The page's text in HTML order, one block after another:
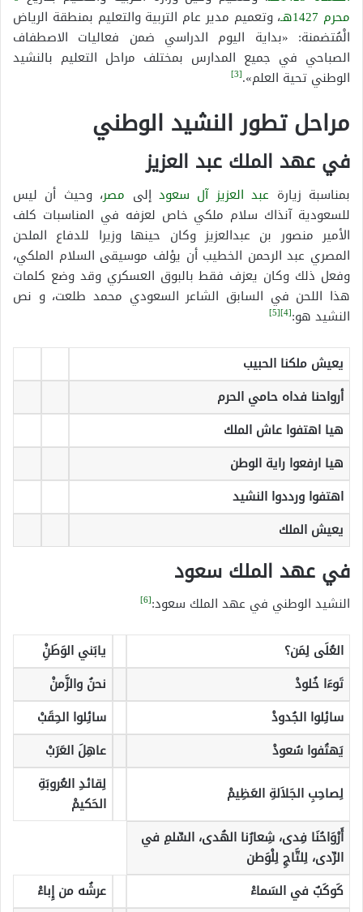
محرم 1427هـ ، وتعميم مدير عام التربية والتعليم بمنطقة الرياض
الْمُتضمنة: «بداية اليوم الدراسي ضمن فعاليات الاصطفاف
الصباحي في جميع المدارس بمختلف مراحل التعليم بالنشيد
الوطني تحية العلم».[3]
مراحل تطور النشيد الوطني
في عهد الملك عبد العزيز
بمناسبة زيارة عبد العزيز آل سعودإلى مصر، وحيث أن ليس
للسعودية آنذاك سلام ملكي خاص لعزفه في المناسبات كلف
الأمير منصور بن عبدالعزيز وكان حينها وزيرا للدفاع الملحن
المصري عبد الرحمن الخطيب أن يؤلف موسيقى السلام الملكي،
وفعل ذلك وكان يعزف فقط بالبوق العسكري وقد وضع كلمات
هذا اللحن في السابق الشاعر السعودي محمد طلعت، و نص
النشيد هو:[4]
[5]
يعيش ملكنا الحبيب
أرواحنا فداه حامي الحرم
هيا اهتفوا عاش الملك
هيا ارفعوا راية الوطن
اهتفوا ورددوا النشيد
يعيش الملك
في عهد الملك سعود
النشيد الوطني في عهد الملك سعود:[6]
العُلَى لِمَن؟
يابَني الوَطَنِْ
تَوءَا خُلودْ
نحنُ والزَّمنْ
سائِلوا الجُدودْ
سائِلوا الحِقَبْ
يَهتُفوا سُعودْ
عاهِلَ العَرَبْ
لِصاحِبِ الجَلاَلةِ العَظِيمْ
لِقائدِ العُروبَةِ
الحَكيمْ
أَرْوَاحُنَا فِدى، شِعارُنا الهُدى، السِّلمِ في
الرِّدى، لِلتَّاجِ لِلْوَطن
كَوكَبٌ في السَماءْ
عرشُه من إِباءْ